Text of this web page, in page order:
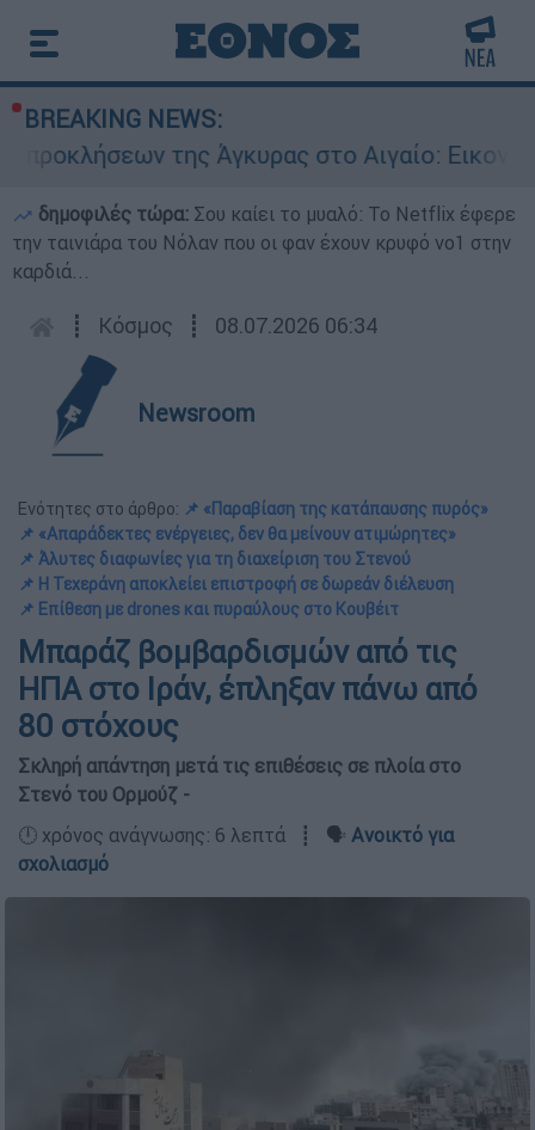
BREAKING NEWS:
της Άγκυρας στο Αιγαίο: Εικονική
δημοφιλές τώρα: Σου καίει το μυαλό: Το Netflix έφερε
την ταινιάρα του Νόλαν που οι φαν έχουν κρυφό νο1 στην
καρδιά...
┋ Κόσμος ┋ 08.07.2026 06:34
Newsroom
Ενότητες στο άρθρο: 📌 «Παραβίαση της κατάπαυσης πυρός»
📌 «Απαράδεκτες ενέργειες, δεν θα μείνουν ατιμώρητες»
📌 Άλυτες διαφωνίες για τη διαχείριση του Στενού
📌 Η Τεχεράνη αποκλείει επιστροφή σε δωρεάν διέλευση
📌 Επίθεση με drones και πυραύλους στο Κουβέιτ
Μπαράζ βομβαρδισμών από τις
ΗΠΑ στο Ιράν, έπληξαν πάνω από
80 στόχους
Σκληρή απάντηση μετά τις επιθέσεις σε πλοία στο
Στενό του Ορμούζ -
🕛 χρόνος ανάγνωσης: 6 λεπτά ┋ 🗣️ Ανοικτό για
σχολιασμό